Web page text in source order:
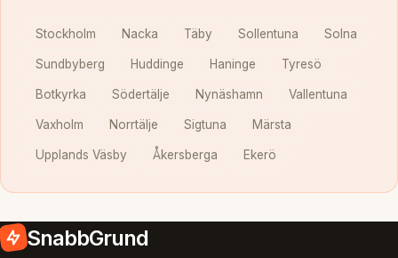
Stockholm Nacka Täby Sollentuna Solna
Sundbyberg Huddinge Haninge Tyresö
Botkyrka Södertälje Nynäshamn Vallentuna
Vaxholm Norrtälje Sigtuna Märsta
Upplands Väsby Åkersberga Ekerö
SnabbGrund